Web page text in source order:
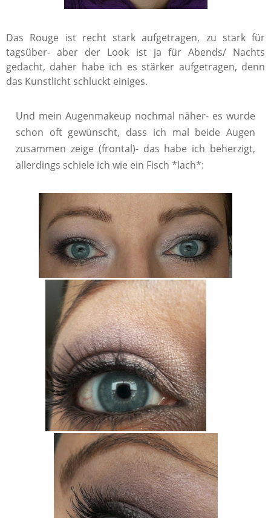
Das Rouge ist recht stark aufgetragen, zu stark für
tagsüber- aber der Look ist ja für Abends/ Nachts
gedacht, daher habe ich es stärker aufgetragen, denn
das Kunstlicht schluckt einiges.
Und mein Augenmakeup nochmal näher- es wurde
schon oft gewünscht, dass ich mal beide Augen
zusammen zeige (frontal)- das habe ich beherzigt,
allerdings schiele ich wie ein Fisch *lach*: